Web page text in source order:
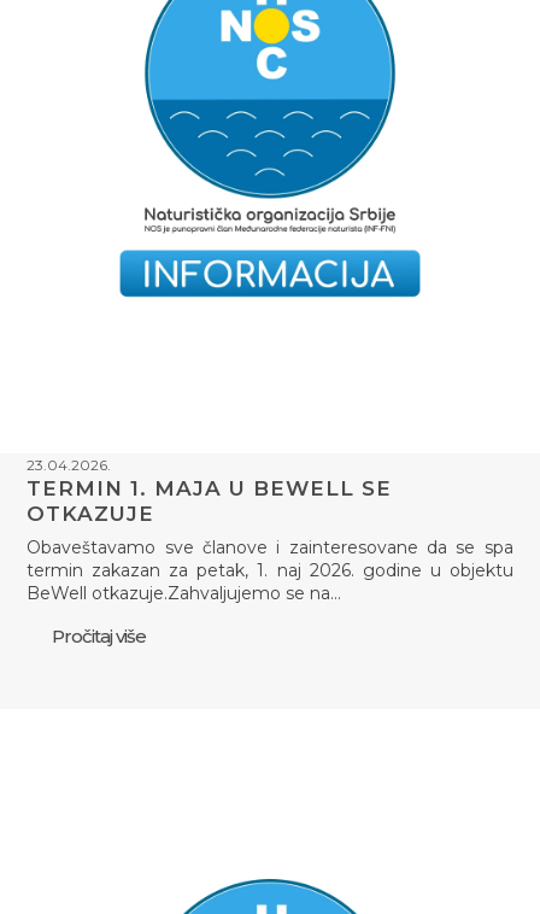
23.04.2026.
TERMIN 1. MAJA U BEWELL SE
OTKAZUJE
Obaveštavamo sve članove i zainteresovane da se spa
termin zakazan za petak, 1. naj 2026. godine u objektu
BeWell otkazuje.Zahvaljujemo se na…
Pročitaj više